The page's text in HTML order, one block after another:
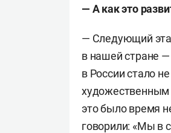
— А как это
— Cледующий
в нашей стране —
в России стало
художественным
это было время
говорили: «Мы в